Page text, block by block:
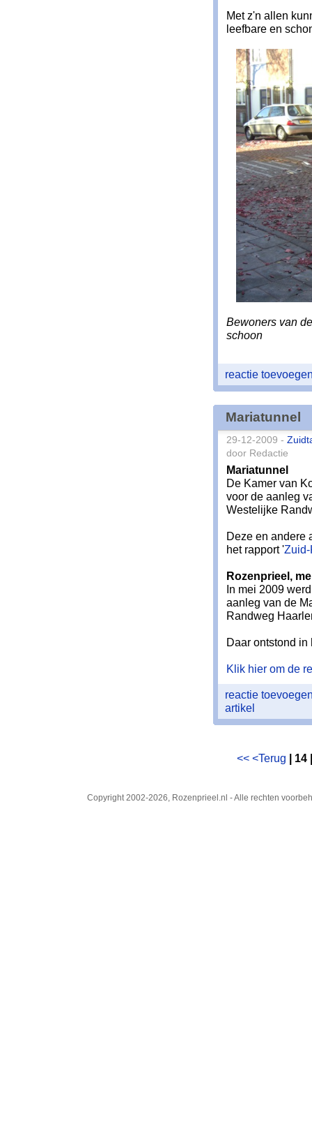
Met z'n allen
leefbare en
Bewoners van
schoon
reactie
Mariatunnel
29-12-2009 -
door Redactie
Mariatunnel
De Kamer van
voor de aanleg
Westelijke
Deze en andere
het rapport 'Zuid-
Rozenprieel,
In mei 2009
aanleg van de
Randweg
Daar ontstond
Klik hier om de
reactie
artikel
<< <Terug | 14
Copyright 2002-2026, Rozenprieel.nl - Alle rechten